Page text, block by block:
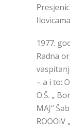
1977.
Radna
– a i to:
O.Š. „
MAJ“